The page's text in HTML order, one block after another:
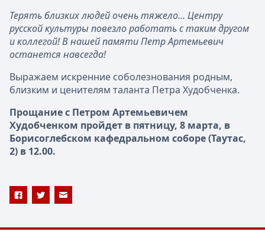
Терять близких людей очень тяжело… Центру
русской культуры повезло работать с таким другом
и коллегой! В нашей памяти Петр Артемьевич
останется навсегда!
Выражаем искренние соболезнования родным,
близким и ценителям таланта Петра Худобченка.
Прощание с Петром Артемьевичем
Худобченком пройдет в пятницу, 8 марта, в
Борисоглебском кафедральном соборе (Таутас,
2) в 12.00.